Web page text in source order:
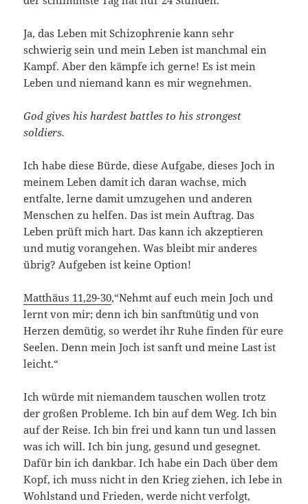
Ja, das Leben mit Schizophrenie kann sehr
schwierig sein und mein Leben ist manchmal ein
Kampf. Aber den kämpfe ich gerne! Es ist mein
Leben und niemand kann es mir wegnehmen.
God gives his hardest battles to his strongest
soldiers.
Ich habe diese Bürde, diese Aufgabe, dieses Joch in
meinem Leben damit ich daran wachse, mich
entfalte, lerne damit umzugehen und anderen
Menschen zu helfen. Das ist mein Auftrag. Das
Leben prüft mich hart. Das kann ich akzeptieren
und mutig vorangehen. Was bleibt mir anderes
übrig? Aufgeben ist keine Option!
Matthäus 11,29-30,“Nehmt auf euch mein Joch und
lernt von mir; denn ich bin sanftmütig und von
Herzen demütig, so werdet ihr Ruhe finden für eure
Seelen. Denn mein Joch ist sanft und meine Last ist
leicht.“
Ich würde mit niemandem tauschen wollen trotz
der großen Probleme. Ich bin auf dem Weg. Ich bin
auf der Reise. Ich bin frei und kann tun und lassen
was ich will. Ich bin jung, gesund und gesegnet.
Dafür bin ich dankbar. Ich habe ein Dach über dem
Kopf, ich muss nicht in den Krieg ziehen, ich lebe in
Wohlstand und Frieden, werde nicht verfolgt,